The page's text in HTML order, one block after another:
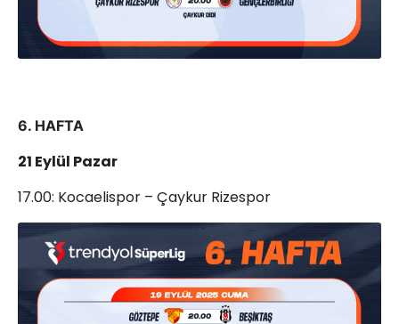
6. HAFTA
21 Eylül Pazar
17.00: Kocaelispor – Çaykur Rizespor